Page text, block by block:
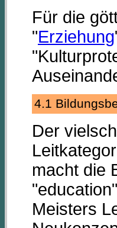
Für die
"Erziehung
4.1
Der
macht die
Meisters